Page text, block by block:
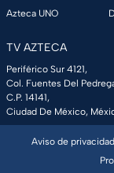
Azteca UNO
TV AZTECA
Periférico Sur 4121,
Col. Fuentes Del
C.P. 14141,
Ciudad De México,
Aviso de privacidad